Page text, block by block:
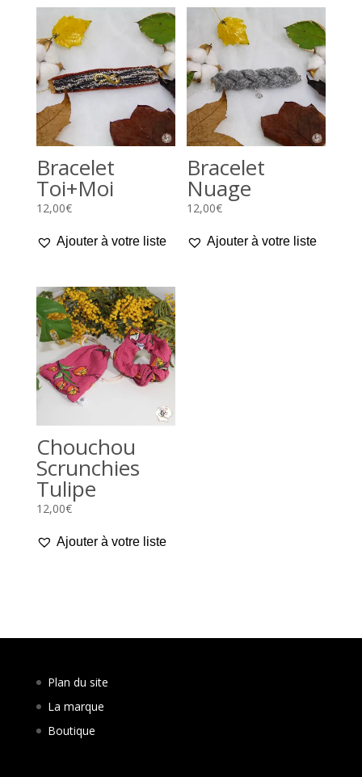
Bracelet
Toi+Moi
12,00€
Ajouter à votre liste
Bracelet
Nuage
12,00€
Ajouter à votre liste
Chouchou
Scrunchies
Tulipe
12,00€
Ajouter à votre liste
Plan du site
La marque
Boutique